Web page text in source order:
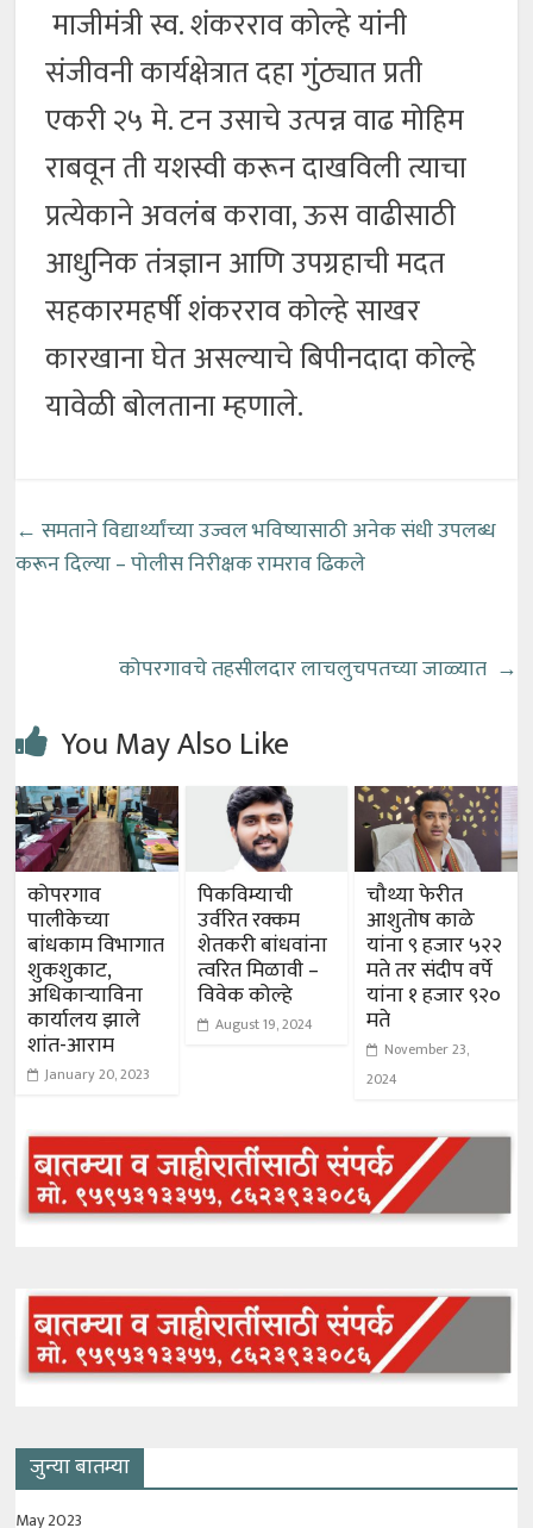
माजीमंत्री स्व. शंकरराव कोल्हे यांनी
संजीवनी कार्यक्षेत्रात दहा गुंठ्यात प्रती
एकरी २५ मे. टन उसाचे उत्पन्न वाढ मोहिम
राबवून ती यशस्वी करून दाखविली त्याचा
प्रत्येकाने अवलंब करावा, ऊस वाढीसाठी
आधुनिक तंत्रज्ञान आणि उपग्रहाची मदत
सहकारमहर्षी शंकरराव कोल्हे साखर
कारखाना घेत असल्याचे बिपीनदादा कोल्हे
यावेळी बोलताना म्हणाले.
← समताने विद्यार्थ्यांच्या उज्वल भविष्यासाठी अनेक संधी उपलब्ध
करून दिल्या – पोलीस निरीक्षक रामराव ढिकले
कोपरगावचे तहसीलदार लाचलुचपतच्या जाळ्यात →
You May Also Like
कोपरगाव
पालीकेच्या
बांधकाम विभागात
शुकशुकाट,
अधिकाऱ्याविना
कार्यालय झाले
शांत-आराम
January 20, 2023
पिकविम्याची
उर्वरित रक्कम
शेतकरी बांधवांना
त्वरित मिळावी –
विवेक कोल्हे
August 19, 2024
चौथ्या फेरीत
आशुतोष काळे
यांना ९ हजार ५२२
मते तर संदीप वर्पे
यांना १ हजार ९२०
मते
November 23,
2024
जुन्या बातम्या
May 2023